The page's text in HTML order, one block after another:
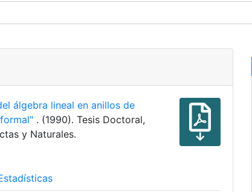
álgebra lineal en anillos de
. (1990). Tesis Doctoral,
y Naturales.